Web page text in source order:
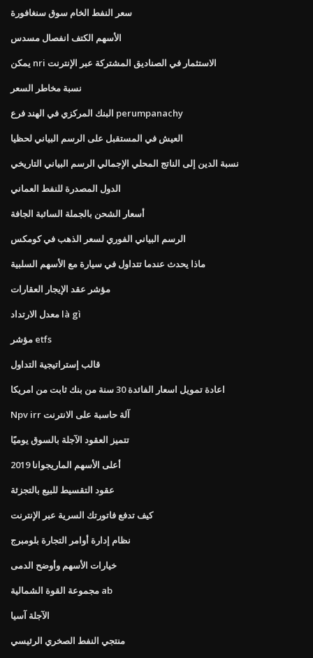
سعر النفط الخام سوق سنغافورة
الأسهم الكتف انفصال مسدس
يمكن nri الاستثمار في الصناديق المشتركة عبر الإنترنت
نسبة مخاطر السعر
البنك المركزي في الهند فرع perumpanachy
العيش في المستقبل على الرسم البياني لحظيا
نسبة الدين إلى الناتج المحلي الإجمالي الرسم البياني التاريخي
الدول المصدرة للنفط العماني
أسعار الشحن بالجملة السائبة الجافة
الرسم البياني الفوري لسعر الذهب في كومكس
ماذا يحدث عندما تتداول في سيارة مع الأسهم السلبية
مؤشر عقد الإيجار العقارات
معدل الارتداد là gì
مؤشر etfs
قالب إستراتيجية التداول
اعادة تمويل اسعار الفائدة 30 سنة من بنك ثابت من امريكا
Npv irr آلة حاسبة على الانترنت
تتميز العقود الآجلة بالسوق يوميًا
أعلى الأسهم الماريجوانا 2019
عقود التقسيط للبيع بالتجزئة
كيف تدفع فاتورتك السرية عبر الإنترنت
نظام إدارة أوامر التجارة بلومبرج
خيارات الأسهم وأوضح الدمى
مجموعة القوة الشمالية ab
الآجلة آسيا
منتجي النفط الصخري الرئيسي